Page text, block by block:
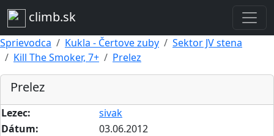
climb.sk
Sprievodca Kukla - Čertove zuby
Sektor JV stena
Kill The Smoker, 7+
Prelez
Prelez
Lezec:
sivak
Dátum:
03.06.2012